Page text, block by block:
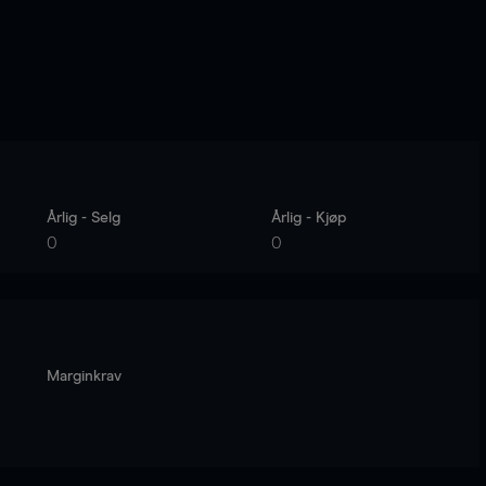
Årlig - Selg
0
Årlig - Kjøp
0
Marginkrav